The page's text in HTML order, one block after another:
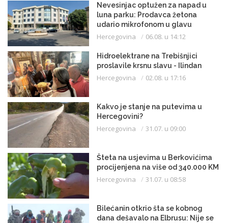
Nevesinjac optužen za napad u
luna parku: Prodavca žetona
udario mikrofonom u glavu
Hercegovina 06.08. u 14:12
Hidroelektrane na Trebišnjici
proslavile krsnu slavu - Ilindan
Hercegovina 02.08. u 17:16
Kakvo je stanje na putevima u
Hercegovini?
Hercegovina 31.07. u 09:00
Šteta na usjevima u Berkovićima
procijenjena na više od 340.000 KM
Hercegovina 31.07. u 08:58
Bilećanin otkrio šta se kobnog
dana dešavalo na Elbrusu: Nije se